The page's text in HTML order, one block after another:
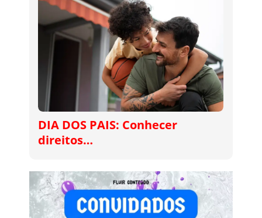
DIA DOS PAIS: Conhecer
direitos…